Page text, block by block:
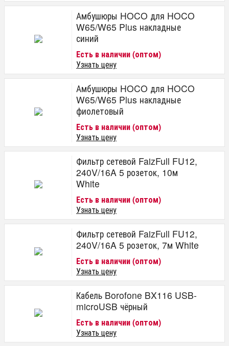
Амбушюры HOCO для HOCO
W65/W65 Plus накладные
синий
Есть в наличии (оптом)
Узнать цену
Амбушюры HOCO для HOCO
W65/W65 Plus накладные
фиолетовый
Есть в наличии (оптом)
Узнать цену
Фильтр сетевой FaizFull FU12,
240V/16A 5 розеток, 10м
White
Есть в наличии (оптом)
Узнать цену
Фильтр сетевой FaizFull FU12,
240V/16A 5 розеток, 7м White
Есть в наличии (оптом)
Узнать цену
Кабель Borofone BX116 USB-
microUSB чёрный
Есть в наличии (оптом)
Узнать цену